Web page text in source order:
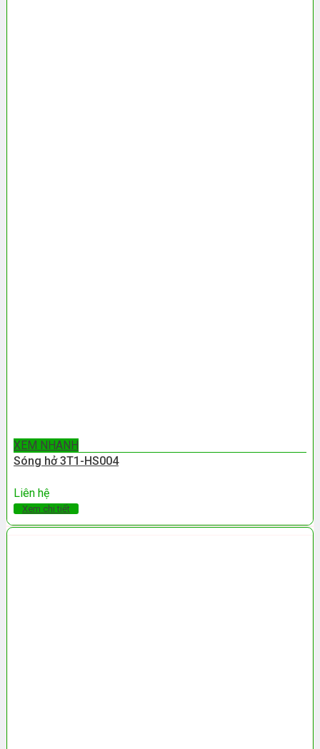
XEM NHANH
Sóng hở 3T1-HS004
Liên hệ
Xem chi tiết